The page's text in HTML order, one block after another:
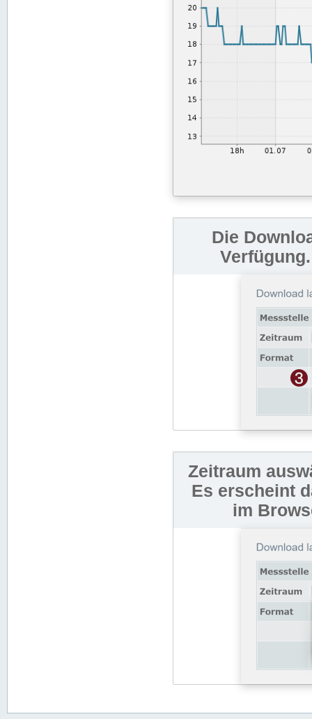
Die
Zeitraum
Es erscheint
im